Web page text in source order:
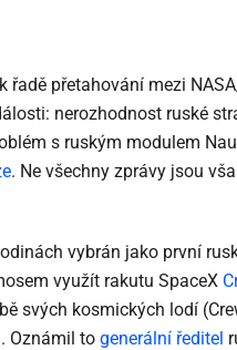
řadě přetahování mezi
nerozhodnost ruské
s ruským modulem
. Ne všechny zprávy jsou
vybrán jako první
využít rakutu SpaceX
svých kosmických lodí
Oznámil to generální ředitel